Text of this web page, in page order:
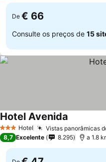
De € 66
Consulte os preços de 15
3 EstrelasHotel Vistas panorâmicas
Hotel Avenida
8,7 Excelente 8.295 a 1.8